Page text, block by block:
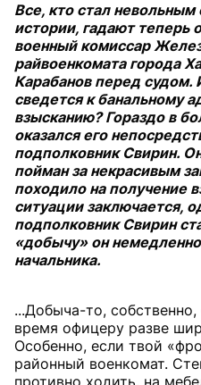
Все, кто стал
истории, гадают теперь
военный комиссар
райвоенкомата города
Карабанов перед судом.
сведется к банальному
взысканию? Гораздо в
оказался его
подполковник Свирин.
пойман за некрасивым
походило на получение
ситуации заключается,
подполковник Свирин
«добычу» он
начальника.
...Добыча-то,
время офицеру разве
Особенно, если твой
районный военкомат.
противно ходить, на